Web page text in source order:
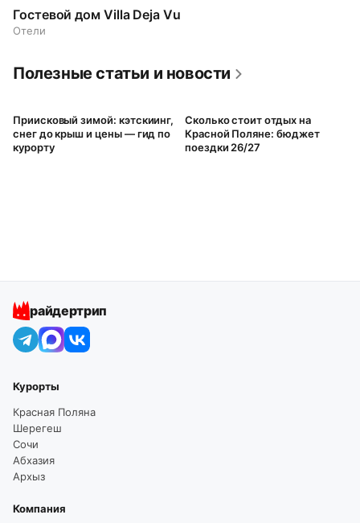
Гостевой дом Villa Deja Vu
Отели
Полезные статьи и новости
Приисковый зимой: кэтскиинг,
снег до крыш и цены — гид по
курорту
Сколько стоит отдых на
Красной Поляне: бюджет
поездки 26/27
райдертрип
Курорты
Красная Поляна
Шерегеш
Сочи
Абхазия
Архыз
Компания